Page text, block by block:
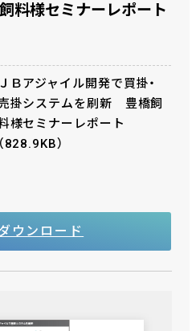
料様セミナーレポート
ＪＢアジャイル開発で買掛・
掛システムを刷新 豊橋飼
様セミナーレポート
（828.9KB）
ウンロード